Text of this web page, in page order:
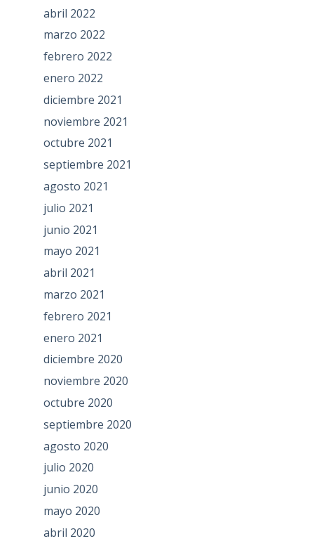
abril 2022
marzo 2022
febrero 2022
enero 2022
diciembre 2021
noviembre 2021
octubre 2021
septiembre 2021
agosto 2021
julio 2021
junio 2021
mayo 2021
abril 2021
marzo 2021
febrero 2021
enero 2021
diciembre 2020
noviembre 2020
octubre 2020
septiembre 2020
agosto 2020
julio 2020
junio 2020
mayo 2020
abril 2020